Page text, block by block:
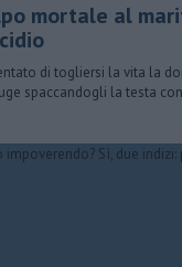
mortale al
di togliersi la vita la
spaccandogli la testa